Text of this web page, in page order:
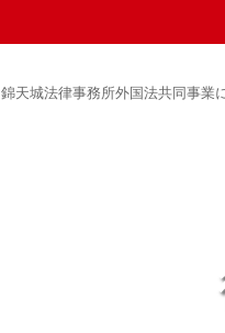
錦天城法律事務所外国法共同事業